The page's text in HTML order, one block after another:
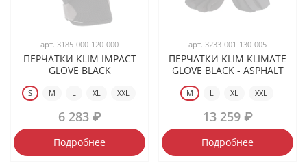
арт. 3185-000-120-000
ПЕРЧАТКИ KLIM IMPACT
GLOVE BLACK
S M L XL XXL
6 283 ₽
Подробнее
арт. 3233-001-130-005
ПЕРЧАТКИ KLIM KLIMATE
GLOVE BLACK - ASPHALT
M L XL XXL
13 259 ₽
Подробнее